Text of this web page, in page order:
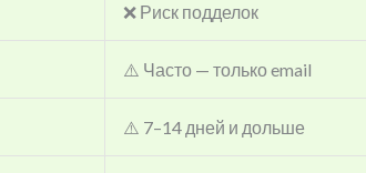
❌ Риск подделок
⚠️ Часто — только email
⚠️ 7–14 дней и дольше